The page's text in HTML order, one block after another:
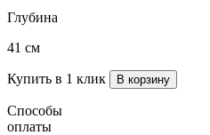
Глубина
41 см
Купить в 1 клик
Способы
оплаты